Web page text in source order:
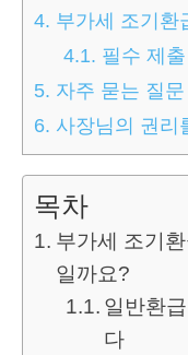
4. 부가세 조기환
4.1. 필수 제
5. 자주 묻는 질
6. 사장님의 권리
목차
부가세 조기
일까요?
일반환
다